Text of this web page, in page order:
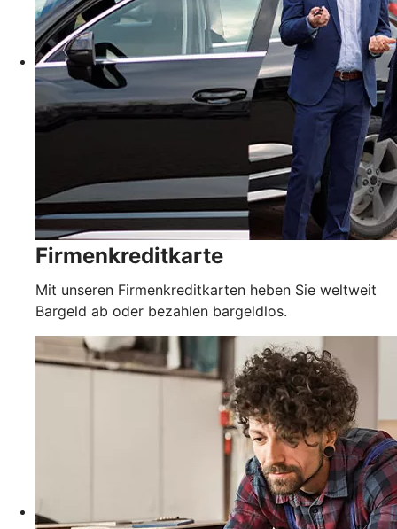
Firmenkreditkarte
Mit unseren Firmenkreditkarten heben Sie weltweit
Bargeld ab oder bezahlen bargeldlos.